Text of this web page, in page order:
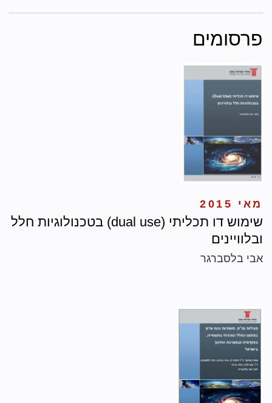
פרסומים
מאי 2015
שימוש דו תכליתי (dual use) בטכנולוגיות חלל
ובלוויינים
אבי בלסברגר